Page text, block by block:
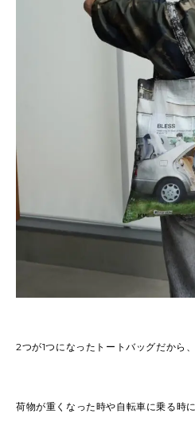
2つが1つになったトートバッグだから
荷物が重くなった時や自転車に乗る時